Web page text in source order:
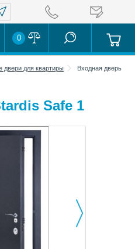
0
двери для квартиры
Входная дверь
Safe 1